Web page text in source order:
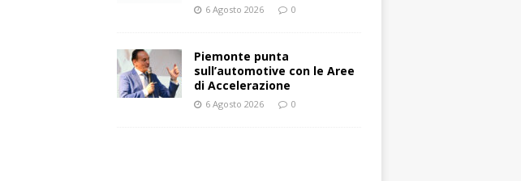
6 Agosto 2026 0
Piemonte punta
sull’automotive con le Aree
di Accelerazione
6 Agosto 2026 0